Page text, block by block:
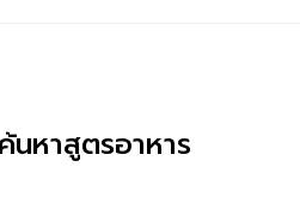
นหาสูตรอาหาร